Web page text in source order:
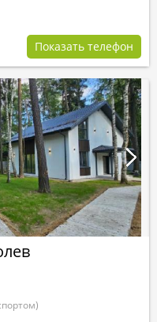
Показать телефон